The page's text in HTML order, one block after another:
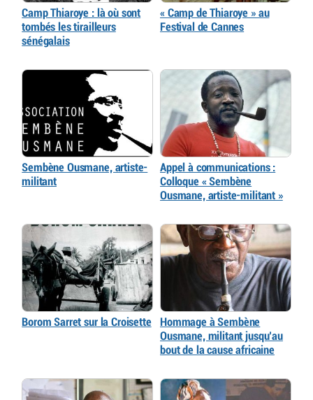
Camp Thiaroye : là où sont
tombés les tirailleurs
sénégalais
« Camp de Thiaroye » au
Festival de Cannes
Sembène Ousmane, artiste-
militant
Appel à communications :
Colloque « Sembène
Ousmane, artiste-militant »
Borom Sarret sur la Croisette
Hommage à Sembène
Ousmane, militant jusqu’au
bout de la cause africaine